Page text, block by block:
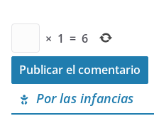
× 1 = 6
Por las infancias